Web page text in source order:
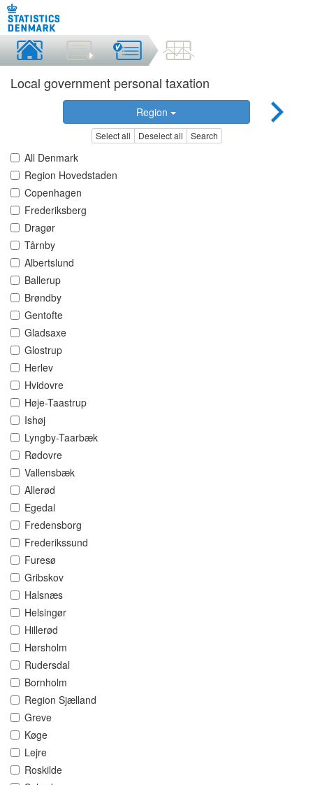
Local government personal taxation
Region
Select all Deselect all Search
All Denmark
Region Hovedstaden
Copenhagen
Frederiksberg
Dragør
Tårnby
Albertslund
Ballerup
Brøndby
Gentofte
Gladsaxe
Glostrup
Herlev
Hvidovre
Høje-Taastrup
Ishøj
Lyngby-Taarbæk
Rødovre
Vallensbæk
Allerød
Egedal
Fredensborg
Frederikssund
Furesø
Gribskov
Halsnæs
Helsingør
Hillerød
Hørsholm
Rudersdal
Bornholm
Region Sjælland
Greve
Køge
Lejre
Roskilde